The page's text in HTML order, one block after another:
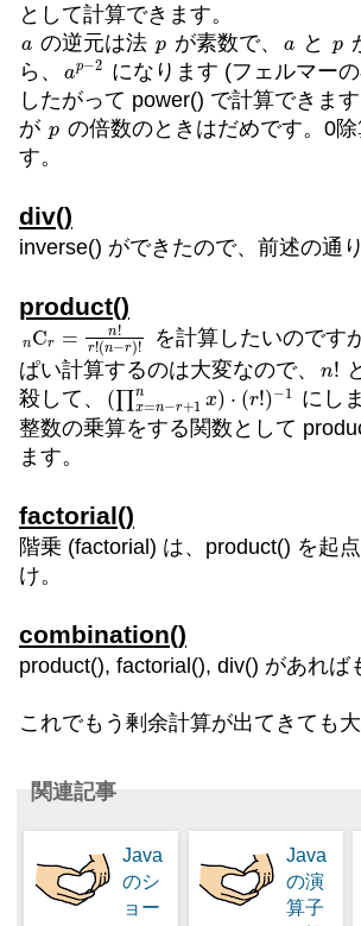
として計算できます。
a の逆元は法 p が素数で、 と
ら、 ap−
2
になります (フェルマーの
したがって power() で計算できま
が p の倍数のときはだめです。0除
す。
div()
inverse() ができたので、前述の通り
product()
nCr=n!r!
(n−r)!
を計算したいのです
ぱい計算するのは大変なので、
!
殺して、
(∏x= − r nx ⋅( r!)
−1
にし
整数の乗算をする関数として
ます。
factorial()
階乗 (factorial) は、product() を起
け。
combination()
product(), factorial(), div() があれば
これでもう剰余計算が出てきても
関連記事
Java
のシ
ョー
Java
の演
算子